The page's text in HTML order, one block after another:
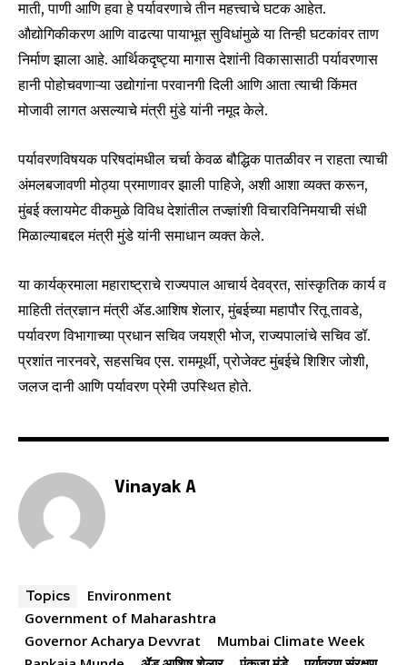
Join our community of
SUBSCRIBERS and be part of the
conversation.
or click the subscribe button below. Don't worry, we respect
your privacy and won't spam your inbox. Your information is
safe with us.
SUBSCRIBE
I've read and accept the Privacy Policy
माती, पाणी आणि हवा हे पर्यावरणाचे तीन महत्त्वाचे घटक आहेत.
औद्योगिकीकरण आणि वाढत्या पायाभूत सुविधांमुळे या तिन्ही घटकांवर ताण
निर्माण झाला आहे. आर्थिकदृष्ट्या मागास देशांनी विकासासाठी पर्यावरणास
हानी पोहोचवणाऱ्या उद्योगांना परवानगी दिली आणि आता त्याची किंमत
मोजावी लागत असल्याचे मंत्री मुंडे यांनी नमूद केले.
पर्यावरणविषयक परिषदांमधील चर्चा केवळ बौद्धिक पातळीवर न राहता त्याची
अंमलबजावणी मोठ्या प्रमाणावर झाली पाहिजे, अशी आशा व्यक्त करून,
मुंबई क्लायमेट वीकमुळे विविध देशांतील तज्ज्ञांशी विचारविनिमयाची संधी
मिळाल्याबद्दल मंत्री मुंडे यांनी समाधान व्यक्त केले.
या कार्यक्रमाला महाराष्ट्राचे राज्यपाल आचार्य देवव्रत, सांस्कृतिक कार्य व
माहिती तंत्रज्ञान मंत्री ॲड.आशिष शेलार, मुंबईच्या महापौर रितू तावडे,
पर्यावरण विभागाच्या प्रधान सचिव जयश्री भोज, राज्यपालांचे सचिव डॉ.
प्रशांत नारनवरे, सहसचिव एस. राममूर्थी, प्रोजेक्ट मुंबईचे शिशिर जोशी,
जलज दानी आणि पर्यावरण प्रेमी उपस्थित होते.
Vinayak A
Topics
Environment
Government of Maharashtra
Governor Acharya Devvrat
Mumbai Climate Week